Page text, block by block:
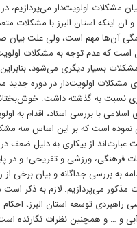
مشکلات اولویت‌دار می‌پردازیم،
آن اینکه استان البرز با مشکلات
آن‌ها مهم است، ولی علت بیان
است که عدم توجه به مشکلات
بسیار دیگری می‌شود، بنابراین
مشکلات اولویت‌دار در دوره جدید
نسبت به گذشته داشت.
با بررسی اسناد، اقدام به
نموده است که بر این اساس سه
عبارت‌اند از بیکاری به دلیل ضعف در
فرهنگی، ورزشی و تفریحی؛ و در
به بررسی جداگانه و بیان برخی از
مذکور می‌پردازیم. لازم به ذکر است
توسعه استان البرز، احکام
و … و همچنین نظرات نگارنده